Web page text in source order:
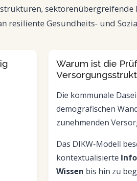
resiliente Gesundheits- und
Warum ist die
Die kommunale
demografischen
zunehmenden
Das DIKW-Modell
kontextualisierte
Wissen bis hin zu